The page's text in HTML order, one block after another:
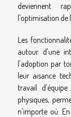
deviennent
l'optimisation de
Les
autour d'une
l'adoption par
leur aisance
travail
physiques,
n'importe où.